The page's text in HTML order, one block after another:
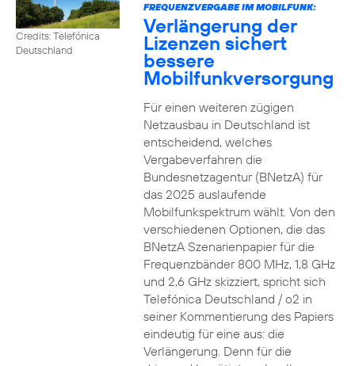
Credits: Telefónica
Deutschland
FREQUENZVERGABE IM MOBILFUNK:
Verlängerung der
Lizenzen sichert
bessere
Mobilfunkversorgung
Für einen weiteren zügigen
Netzausbau in Deutschland ist
entscheidend, welches
Vergabeverfahren die
Bundesnetzagentur (BNetzA) für
das 2025 auslaufende
Mobilfunkspektrum wählt. Von den
verschiedenen Optionen, die das
BNetzA Szenarienpapier für die
Frequenzbänder 800 MHz, 1,8 GHz
und 2,6 GHz skizziert, spricht sich
Telefónica Deutschland / o2 in
seiner Kommentierung des Papiers
eindeutig für eine aus: die
Verlängerung. Denn für die